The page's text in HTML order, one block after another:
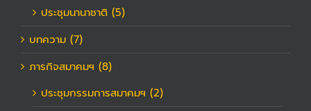
ประชุมนานาชาติ (5)
บทความ (7)
ภารกิจสมาคมฯ (8)
ประชุมกรรมการสมาคมฯ (2)